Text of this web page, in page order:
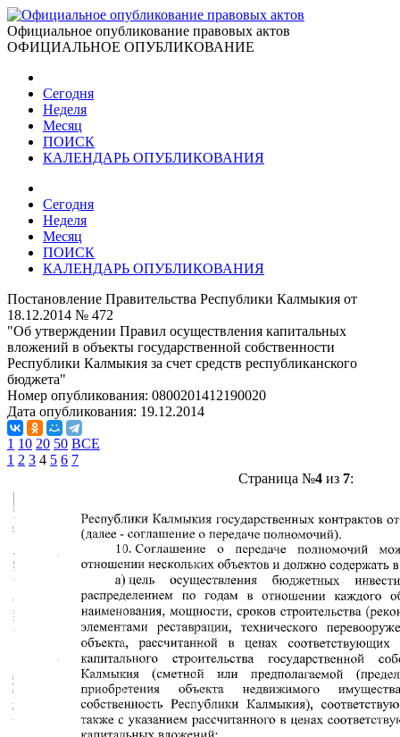
Официальное опубликование правовых актов
ОФИЦИАЛЬНОЕ ОПУБЛИКОВАНИЕ
Сегодня
Неделя
Месяц
ПОИСК
КАЛЕНДАРЬ ОПУБЛИКОВАНИЯ
Сегодня
Неделя
Месяц
ПОИСК
КАЛЕНДАРЬ ОПУБЛИКОВАНИЯ
Постановление Правительства Республики Калмыкия от
18.12.2014 № 472
"Об утверждении Правил осуществления капитальных
вложений в объекты государственной собственности
Республики Калмыкия за счет средств республиканского
бюджета"
Номер опубликования: 0800201412190020
Дата опубликования: 19.12.2014
1 10 20 50 ВСЕ
1 2 3 4 5 6 7
Страница №4из 7: